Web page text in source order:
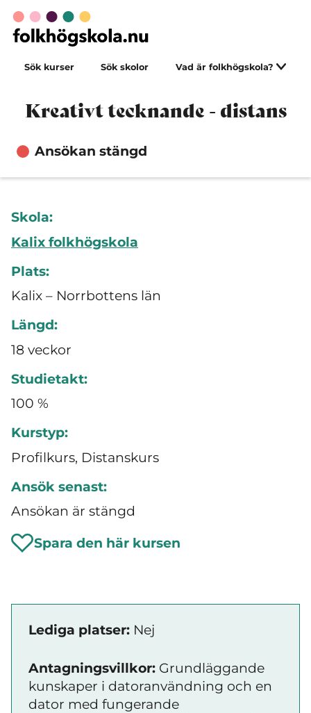
Sök kurser Sök skolor Vad är folkhögskola?
Kreativt tecknande - distans
Ansökan stängd
Skola:
Kalix folkhögskola
Plats:
Kalix – Norrbottens län
Längd:
18 veckor
Studietakt:
100 %
Kurstyp:
Profilkurs, Distanskurs
Ansök senast:
Ansökan är stängd
Spara den här kursen
Lediga platser: Nej
Antagningsvillkor: Grundläggande
kunskaper i datoranvändning och en
dator med fungerande